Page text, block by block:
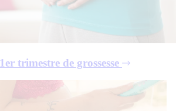
1er trimestre de grossesse